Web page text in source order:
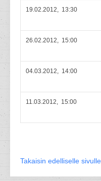
19.02.2012, 13:30
26.02.2012, 15:00
04.03.2012, 14:00
11.03.2012, 15:00
Takaisin edelliselle sivulle